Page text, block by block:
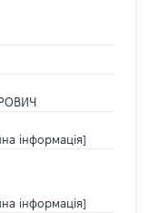
інформація]
інформація]